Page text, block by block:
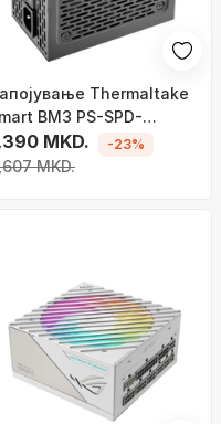
Thermaltake
BM3 PS-SPD-
3 ATX 3.0,
MKD.
MKD.
-23%